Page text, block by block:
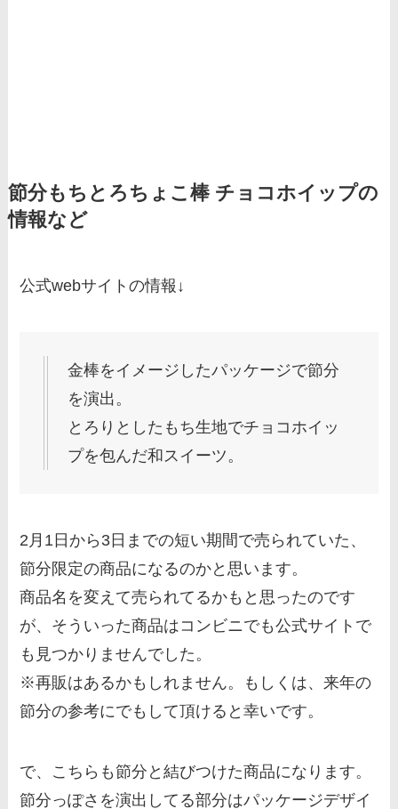
節分もちとろちょこ棒 チョコホイップの
情報など
公式webサイトの情報↓
金棒をイメージしたパッケージで節分
を演出。
とろりとしたもち生地でチョコホイッ
プを包んだ和スイーツ。
2月1日から3日までの短い期間で売られていた、
節分限定の商品になるのかと思います。
商品名を変えて売られてるかもと思ったのです
が、そういった商品はコンビニでも公式サイトで
も見つかりませんでした。
※再販はあるかもしれません。もしくは、来年の
節分の参考にでもして頂けると幸いです。
で、こちらも節分と結びつけた商品になります。
節分っぽさを演出してる部分はパッケージデザイ